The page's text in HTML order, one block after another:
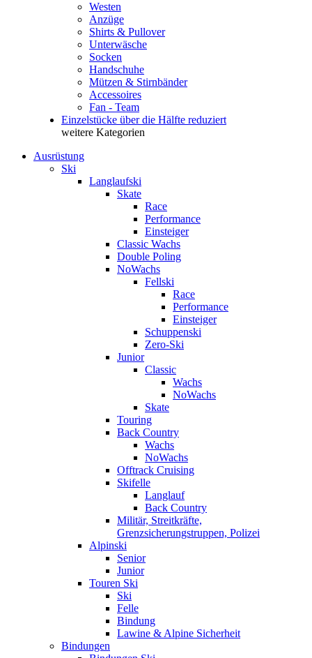
Westen
Anzüge
Shirts & Pullover
Unterwäsche
Socken
Handschuhe
Mützen & Stirnbänder
Accessoires
Fan - Team
Einzelstücke über die Hälfte reduziert
weitere Kategorien
Ausrüstung
Ski
Langlaufski
Skate
Race
Performance
Einsteiger
Classic Wachs
Double Poling
NoWachs
Fellski
Race
Performance
Einsteiger
Schuppenski
Zero-Ski
Junior
Classic
Wachs
NoWachs
Skate
Touring
Back Country
Wachs
NoWachs
Offtrack Cruising
Skifelle
Langlauf
Back Country
Militär, Streitkräfte,
Grenzsicherungstruppen, Polizei
Alpinski
Senior
Junior
Touren Ski
Ski
Felle
Bindung
Lawine & Alpine Sicherheit
Bindungen